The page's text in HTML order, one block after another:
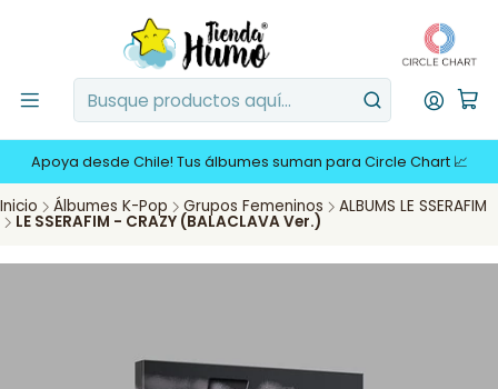
Apoya desde Chile! Tus álbumes suman para Circle Chart 📈
Inicio Álbumes K-Pop Grupos Femeninos ALBUMS LE SSERAFIM
LE SSERAFIM - CRAZY (BALACLAVA Ver.)